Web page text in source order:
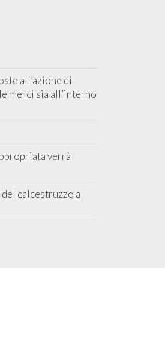
all’azione di
merci sia all’interno
verrà
calcestruzzo a